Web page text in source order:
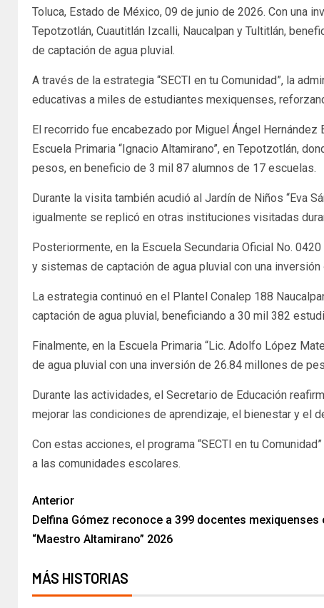
Toluca, Estado de México, 09 de junio de 2026. Con una
Tepotzotlán, Cuautitlán Izcalli, Naucalpan y Tultitlán,
de captación de agua pluvial.
A través de la estrategia “SECTI en tu Comunidad”, la
educativas a miles de estudiantes mexiquenses,
El recorrido fue encabezado por Miguel Ángel
Escuela Primaria “Ignacio Altamirano”, en Tepotzotlán,
pesos, en beneficio de 3 mil 87 alumnos de 17 escuelas.
Durante la visita también acudió al Jardín de Niños “Eva
igualmente se replicó en otras instituciones visitadas
Posteriormente, en la Escuela Secundaria Oficial No.
y sistemas de captación de agua pluvial con una
La estrategia continuó en el Plantel Conalep 188
captación de agua pluvial, beneficiando a 30 mil 382
Finalmente, en la Escuela Primaria “Lic. Adolfo López
de agua pluvial con una inversión de 26.84 millones de
Durante las actividades, el Secretario de Educación
mejorar las condiciones de aprendizaje, el bienestar y el
Con estas acciones, el programa “SECTI en tu
a las comunidades escolares.
Anterior
Delfina Gómez reconoce a 399 docentes
“Maestro Altamirano” 2026
MÁS HISTORIAS